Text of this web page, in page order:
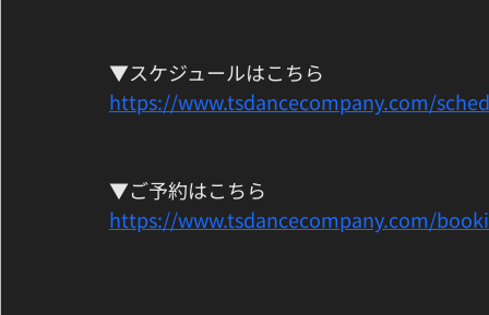
▼スケジュールはこちら
https://www.tsdancecompany.com/
▼ご予約はこちら
https://www.tsdancecompany.com/